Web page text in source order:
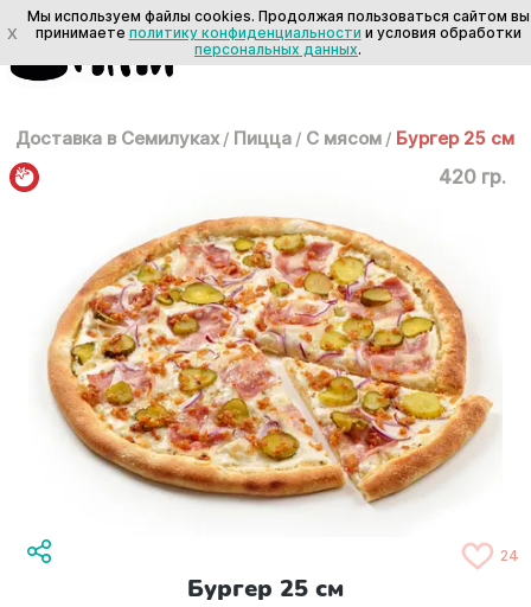
Доставка в Семилуках / Пицца / С мясом / Бургер 25 см
420 гр.
24
Бургер 25 см
X
Мы используем файлы cookies. Продолжая пользоваться сайтом вы
принимаете политику конфиденциальности и условия обработки
персональных данных.